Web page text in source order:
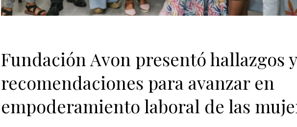
Fundación Avon presentó hallazgos y
recomendaciones para avanzar en
empoderamiento laboral de las